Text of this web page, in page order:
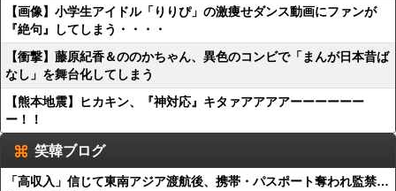
【画像】小学生アイドル「りりぴ」の激痩せダンス動画にファンが
『絶句』してしまう・・・・
【衝撃】藤原紀香＆ののかちゃん、異色のコンビで「まんが日本昔ば
なし」を舞台化してしまう
【熊本地震】ヒカキン、『神対応』キタァアアアアーーーーーー
ー！！
笑韓ブログ
「高収入」信じて東南アジア渡航後、携帯・パスポート奪われ監禁…